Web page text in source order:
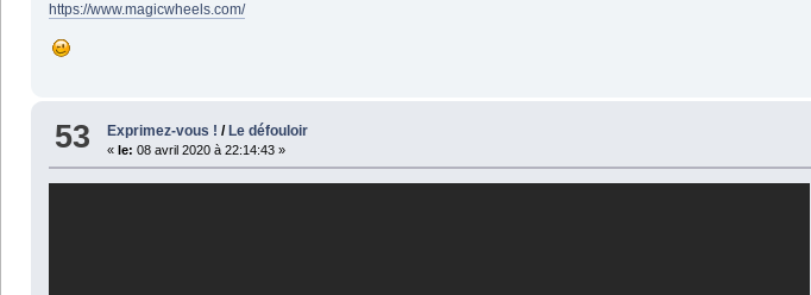
https://www.magicwheels.com/
53 Exprimez-vous ! /Le défouloir
«le: 08 avril 2020 à 22:14:43 »